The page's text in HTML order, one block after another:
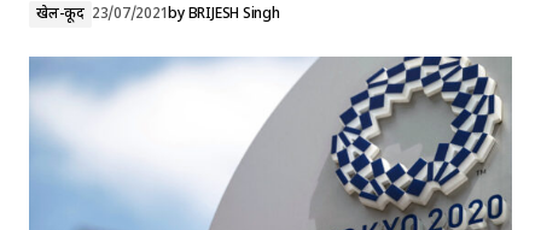
खेल-कूद 23/07/2021byBRIJESH Singh